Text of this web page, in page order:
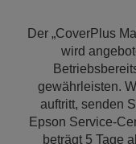
Der „CoverPlus
wird
gewährleisten.
auftritt, senden
Epson Service-
beträgt 5 Tage